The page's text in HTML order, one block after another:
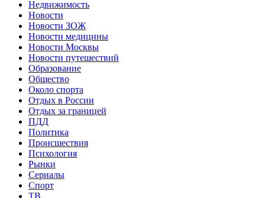
Недвижимость
Новости
Новости ЗОЖ
Новости медицины
Новости Москвы
Новости путешествий
Образование
Общество
Около спорта
Отдых в России
Отдых за границей
ПДД
Политика
Происшествия
Психология
Рынки
Сериалы
Спорт
ТВ